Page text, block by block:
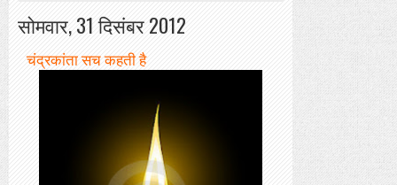
सोमवार, 31 दिसंबर 2012
चंद्रकांता सच कहती है